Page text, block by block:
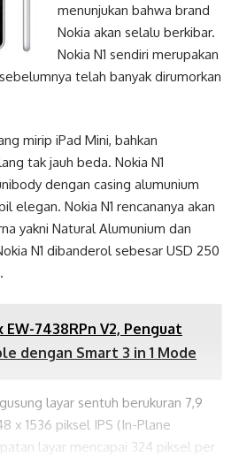
menunjukan bahwa brand
Nokia akan selalu berkibar.
Nokia N1 sendiri merupakan
telah banyak dirumorkan
mirip iPad Mini, bahkan
tak jauh beda. Nokia N1
dengan casing alumunium
elegan. Nokia N1 rencananya akan
yakni Natural Alumunium dan
N1 dibanderol sebesar USD 250
EW-7438RPn V2, Penguat
dengan Smart 3 in 1 Mode
layar sentuh berukuran 7,9
x 1536 piksel IPS (In-Plane
layar mencapai 324 piksel per